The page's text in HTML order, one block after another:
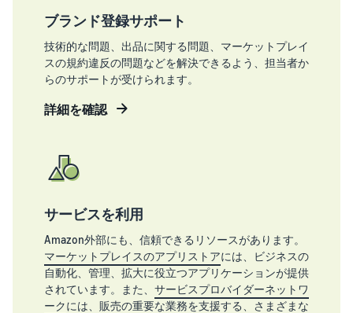
ブランド登録サポート
技術的な問題、出品に関する問題、マーケットプレイ
スの規約違反の問題などを解決できるよう、担当者か
らのサポートが受けられます。
詳細を確認
サービスを利用
Amazon外部にも、信頼できるリソースがあります。
マーケットプレイスのアプリストアには、ビジネスの
自動化、管理、拡大に役立つアプリケーションが提供
されています。また、 サービスプロバイダーネットワ
ークには、販売の重要な業務を支援する、さまざまな